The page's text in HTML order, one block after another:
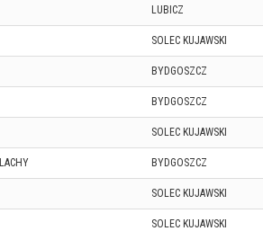
LUBICZ
SOLEC KUJAWSKI
BYDGOSZCZ
BYDGOSZCZ
SOLEC KUJAWSKI
LACHY BYDGOSZCZ
SOLEC KUJAWSKI
SOLEC KUJAWSKI